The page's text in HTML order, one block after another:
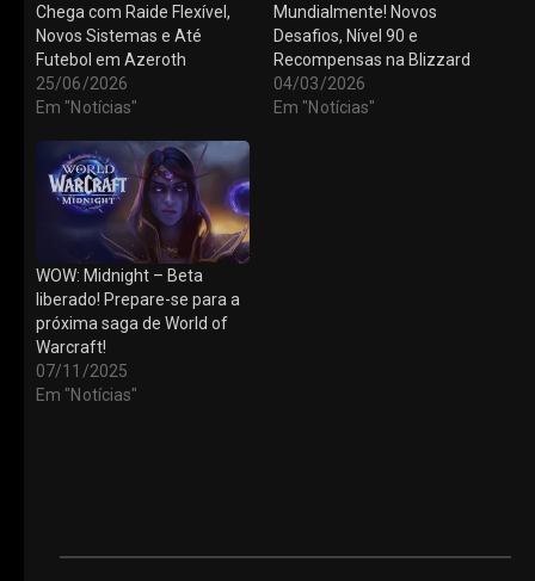
Chega com Raide Flexível,
Novos Sistemas e Até
Futebol em Azeroth
25/06/2026
Em "Notícias"
Mundialmente! Novos
Desafios, Nível 90 e
Recompensas na Blizzard
04/03/2026
Em "Notícias"
WOW: Midnight – Beta
liberado! Prepare-se para a
próxima saga de World of
Warcraft!
07/11/2025
Em "Notícias"